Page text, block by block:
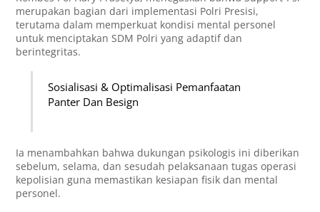
merupakan bagian dari implementasi Polri Presisi,
terutama dalam memperkuat kondisi mental personel
untuk menciptakan SDM Polri yang adaptif dan
berintegritas.
Sosialisasi & Optimalisasi Pemanfaatan
Panter Dan Besign
Ia menambahkan bahwa dukungan psikologis ini diberikan
sebelum, selama, dan sesudah pelaksanaan tugas operasi
kepolisian guna memastikan kesiapan fisik dan mental
personel.